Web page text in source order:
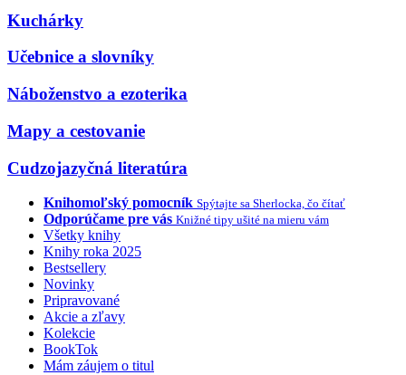
Kuchárky
Učebnice a slovníky
Náboženstvo a ezoterika
Mapy a cestovanie
Cudzojazyčná literatúra
Knihomoľský pomocník Spýtajte sa Sherlocka, čo čítať
Odporúčame pre vás Knižné tipy ušité na mieru vám
Všetky knihy
Knihy roka 2025
Bestsellery
Novinky
Pripravované
Akcie a zľavy
Kolekcie
BookTok
Mám záujem o titul